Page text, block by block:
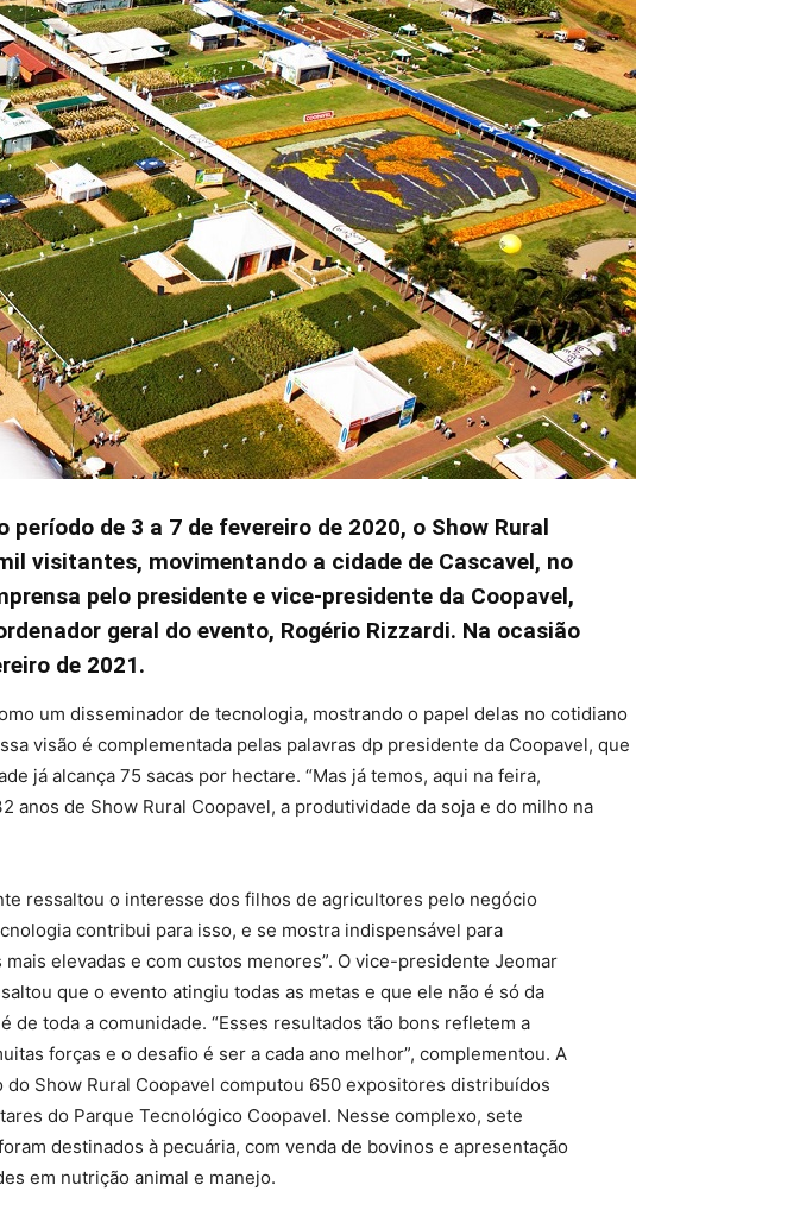
de 3 a 7 de fevereiro de 2020, o Show Rural
visitantes, movimentando a cidade de Cascavel, no
pelo presidente e vice-presidente da Coopavel,
geral do evento, Rogério Rizzardi. Na ocasião
de 2021.
um disseminador de tecnologia, mostrando o papel delas no cotidiano
visão é complementada pelas palavras dp presidente da Coopavel, que
já alcança 75 sacas por hectare. “Mas já temos, aqui na feira,
anos de Show Rural Coopavel, a produtividade da soja e do milho na
ressaltou o interesse dos filhos de agricultores pelo negócio
contribui para isso, e se mostra indispensável para
mais elevadas e com custos menores”. O vice-presidente Jeomar
que o evento atingiu todas as metas e que ele não é só da
de toda a comunidade. “Esses resultados tão bons refletem a
forças e o desafio é ser a cada ano melhor”, complementou. A
do Show Rural Coopavel computou 650 expositores distribuídos
do Parque Tecnológico Coopavel. Nesse complexo, sete
destinados à pecuária, com venda de bovinos e apresentação
em nutrição animal e manejo.